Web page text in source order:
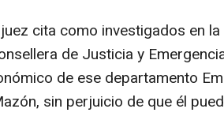
cita como investigados en
de Justicia y
de ese departamento
sin perjuicio de que él